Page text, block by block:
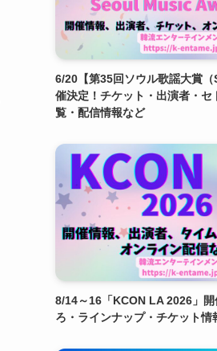
6/20【第35回ソウル歌謡大賞
催決定！チケット・出演者・セ
覧・配信情報など
8/14～16「KCON LA 2026」開
ろ・ラインナップ・チケット情